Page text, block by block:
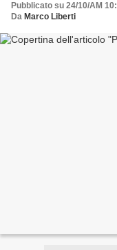
Pubblicato su 24/10/AM
Da Marco Liberti